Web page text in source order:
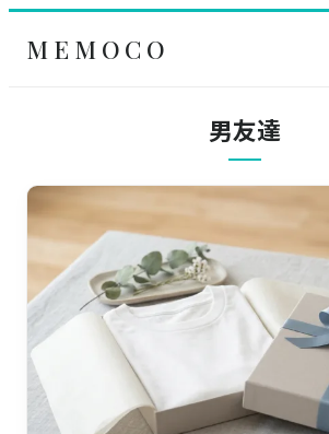
MEMOCO
男友達